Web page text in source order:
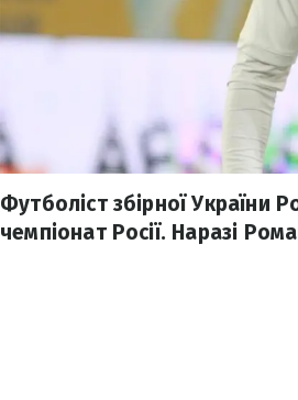
Футболіст збірної України
чемпіонат Росії. Наразі